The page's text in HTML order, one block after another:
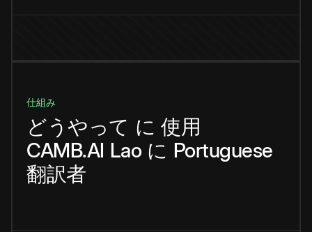
仕組み
どうやって に 使用
CAMB.AI Lao に Portuguese
翻訳者